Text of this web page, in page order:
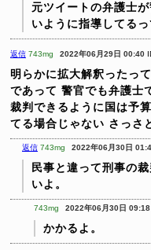
元ツイートの弁護士
いように指導してる
返信 743mg 2022年06月29日 00:40
明らかに拡大解釈ったっ
であって 警官でも弁護士
裁判できるように国は予
てる場合じゃない さっさ
返信 743mg 2022年06月30日
民事と違って刑事の
いよ。
743mg 2022年06月30日 09:18
かかるよ。